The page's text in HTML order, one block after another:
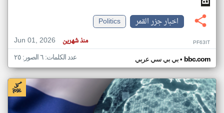
اخبار جزر القمر
Politics
Jun 01, 2026
منذ شهرين PF63IT
بي بي سي عربي• bbc.com عدد الكلمات: ٦ الصور: ٢٥